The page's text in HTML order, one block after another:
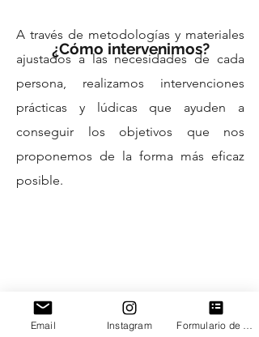
¿Cómo intervenimos?
A través de metodologías y materiales
ajustados a las necesidades de cada
persona, realizamos intervenciones
prácticas y lúdicas que ayuden a
conseguir los objetivos que nos
proponemos de la forma más eficaz
posible.
Email Instagram